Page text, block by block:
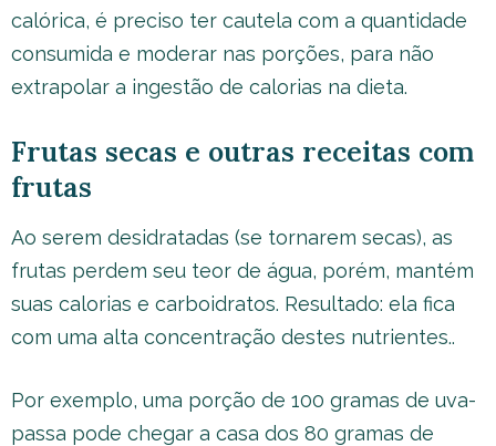
calórica, é preciso ter cautela com a quantidade
consumida e moderar nas porções, para não
extrapolar a ingestão de calorias na dieta.
Frutas secas e outras receitas com
frutas
Ao serem desidratadas (se tornarem secas), as
frutas perdem seu teor de água, porém, mantém
suas calorias e carboidratos. Resultado: ela fica
com uma alta concentração destes nutrientes..
Por exemplo, uma porção de 100 gramas de uva-
passa pode chegar a casa dos 80 gramas de